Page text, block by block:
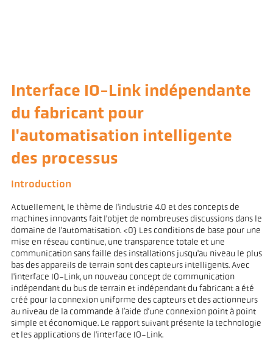
Interface IO-Link indépendante
du fabricant pour
l'automatisation intelligente
des processus
Introduction
Actuellement, le thème de l'industrie 4.0 et des concepts de
machines innovants fait l'objet de nombreuses discussions dans le
domaine de l'automatisation. <0} Les conditions de base pour une
mise en réseau continue, une transparence totale et une
communication sans faille des installations jusqu'au niveau le plus
bas des appareils de terrain sont des capteurs intelligents. Avec
l'interface IO-Link, un nouveau concept de communication
indépendant du bus de terrain et indépendant du fabricant a été
créé pour la connexion uniforme des capteurs et des actionneurs
au niveau de la commande à l’aide d’une connexion point à point
simple et économique. Le rapport suivant présente la technologie
et les applications de l'interface IO-Link.